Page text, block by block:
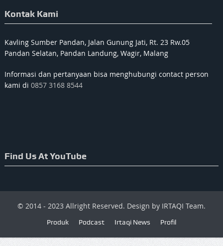
Kontak Kami
Kavling Sumber Pandan, Jalan Gunung Jati, Rt. 23 Rw.05
Pandan Selatan, Pandan Landung, Wagir, Malang
Informasi dan pertanyaan bisa menghubungi contact person
kami di 0857 3168 8544
Find Us At YouTube
© 2014 - 2023 Allright Reserved. Design by IRTAQI Team.
Produk Podcast Irtaqi News Profil